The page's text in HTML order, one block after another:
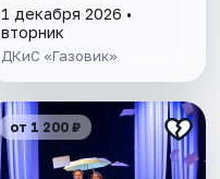
1 декабря 2026 •
вторник
ДКиС «Газовик»
от 1 200 ₽